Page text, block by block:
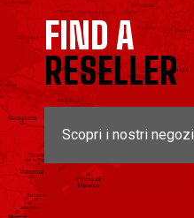
FIND A
RESELLER
Scopri i nostri negozi